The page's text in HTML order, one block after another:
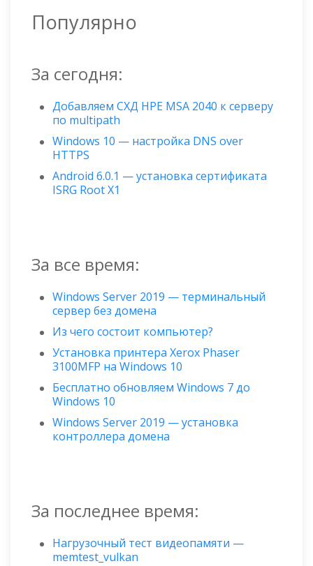
Популярно
За сегодня:
Добавляем СХД HPE MSA 2040 к серверу
по multipath
Windows 10 — настройка DNS over
HTTPS
Android 6.0.1 — установка сертификата
ISRG Root X1
За все время:
Windows Server 2019 — терминальный
сервер без домена
Из чего состоит компьютер?
Установка принтера Xerox Phaser
3100MFP на Windows 10
Бесплатно обновляем Windows 7 до
Windows 10
Windows Server 2019 — установка
контроллера домена
За последнее время:
Нагрузочный тест видеопамяти —
memtest_vulkan